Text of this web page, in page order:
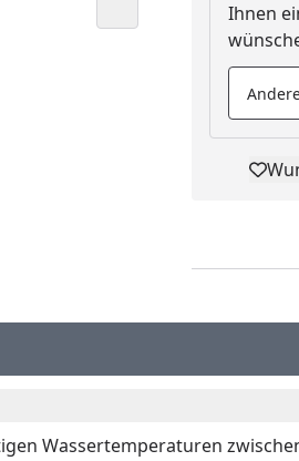
Ihnen
Wassertemperaturen